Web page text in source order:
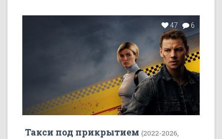
47 6
Такси под прикрытием (2022-2026,